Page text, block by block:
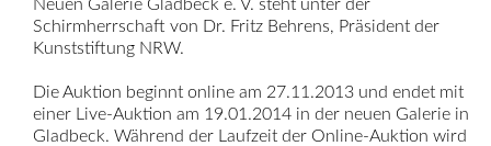
Neuen Galerie Gladbeck e. V. steht unter der
Schirmherrschaft von Dr. Fritz Behrens, Präsident der
Kunststiftung NRW.
Die Auktion beginnt online am 27.11.2013 und endet mit
einer Live-Auktion am 19.01.2014 in der neuen Galerie in
Gladbeck. Während der Laufzeit der Online-Auktion wird